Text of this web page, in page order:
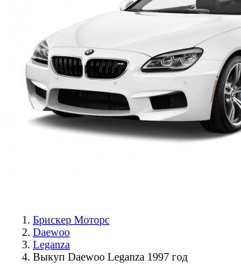
Брискер Моторс
Daewoo
Leganza
Выкуп Daewoo Leganza 1997 год